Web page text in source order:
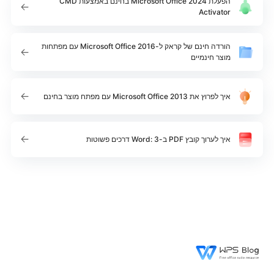
Activator
הורדה חינם של קראק ל-Microsoft Office 2016 עם מפתחות
מוצר חינמיים
איך לפרוץ את Microsoft Office 2013 עם מפתח מוצר בחינם
איך לערוך קובץ PDF ב-Word: 3 דרכים פשוטות